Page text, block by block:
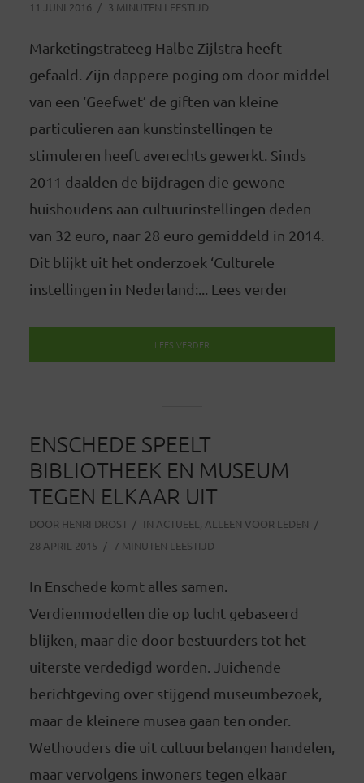
11 JUNI 2016 3 MINUTEN LEESTIJD
Marketingstrateeg Halbe Zijlstra heeft
gefaald. Zijn dappere poging om door middel
van een ‘Geefwet’ de giften van kleine
particulieren aan kunstinstellingen te
stimuleren heeft averechts gewerkt. Sinds
2011 daalden de bijdragen die gewone
huishoudens aan cultuurinstellingen deden
van 32 euro, naar 28 euro gemiddeld in 2014.
Dit blijkt uit het onderzoek ‘Culturele
instellingen in Nederland:... Lees verder
LEES VERDER
ENSCHEDE SPEELT
BIBLIOTHEEK EN MUSEUM
TEGEN ELKAAR UIT
DOOR HENRI DROST IN ACTUEEL , ALLEEN VOOR LEDEN
28 APRIL 2015
7 MINUTEN LEESTIJD
In Enschede komt alles samen.
Verdienmodellen die op lucht gebaseerd
blijken, maar die door bestuurders tot het
uiterste verdedigd worden. Juichende
berichtgeving over stijgend museumbezoek,
maar de kleinere musea gaan ten onder.
Wethouders die uit cultuurbelangen handelen,
maar vervolgens inwoners tegen elkaar